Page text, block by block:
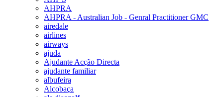
AHPRA
AHPRA - Australian Job - Genral Practitioner GMC
airedale
airlines
airways
ajuda
Ajudante Acção Directa
ajudante familiar
albufeira
Alcobaça